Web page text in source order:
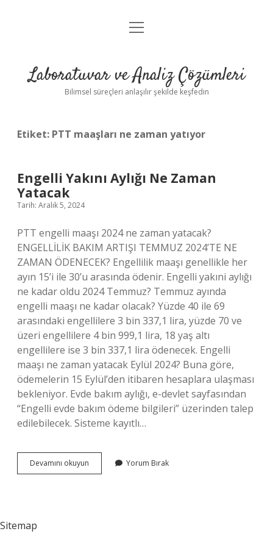
Anasayfa
Yasal Uyarı
menüyü
Laboratuvar ve Analiz Çözümleri
Bilimsel süreçleri anlaşılır şekilde keşfedin
Etiket: PTT maaşları ne zaman yatıyor
Engelli Yakını Aylığı Ne Zaman
Yatacak
Tarih: Aralık 5, 2024
PTT engelli maaşı 2024 ne zaman yatacak?
ENGELLİLİK BAKIM ARTIŞI TEMMUZ 2024’TE NE
ZAMAN ÖDENECEK? Engellilik maaşı genellikle her
ayın 15’i ile 30’u arasında ödenir. Engelli yakıni aylığı
ne kadar oldu 2024 Temmuz? Temmuz ayında
engelli maaşı ne kadar olacak? Yüzde 40 ile 69
arasındaki engellilere 3 bin 337,1 lira, yüzde 70 ve
üzeri engellilere 4 bin 999,1 lira, 18 yaş altı
engellilere ise 3 bin 337,1 lira ödenecek. Engelli
maaşı ne zaman yatacak Eylül 2024? Buna göre,
ödemelerin 15 Eylül’den itibaren hesaplara ulaşması
bekleniyor. Evde bakım aylığı, e-devlet sayfasından
“Engelli evde bakım ödeme bilgileri” üzerinden talep
edilebilecek. Sisteme kayıtlı…
Devamını okuyun
Yakını
Yorum Bırak
Sitemap